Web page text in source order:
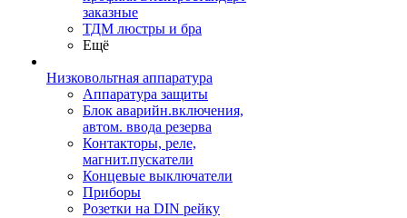
заказные
ТДМ люстры и бра
Ещё
Низковольтная аппаратура
Аппаратура защиты
Блок аварийн.включения,
автом. ввода резерва
Контакторы, реле,
магнит.пускатели
Концевые выключатели
Приборы
Розетки на DIN рейку